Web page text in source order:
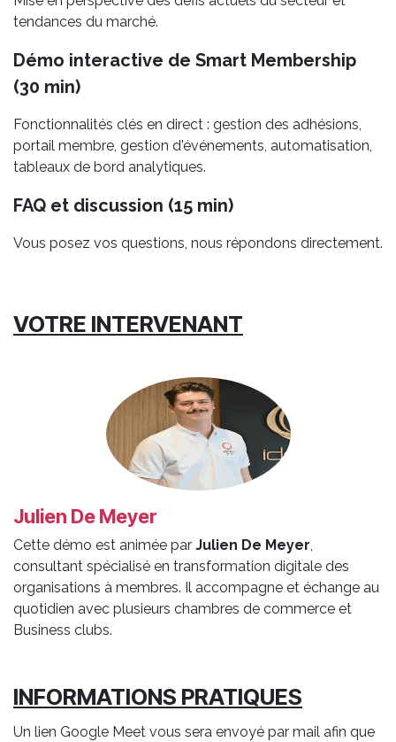
tendances du marché.
Démo interactive de Smart Membership
(30 min)
Fonctionnalités clés en direct : gestion des adhésions,
portail membre, gestion d'événements, automatisation,
tableaux de bord analytiques.
FAQ et discussion (15 min)
Vous posez vos questions, nous répondons directement.
VOTRE INTERVENANT
Julien De Meyer
Cette démo est animée par Julien De Meyer,
consultant spécialisé en transformation digitale des
organisations à membres. Il accompagne et échange au
quotidien avec plusieurs chambres de commerce et
Business clubs.
INFORMATIONS PRATIQUES
Un lien Google Meet vous sera envoyé par mail afin que